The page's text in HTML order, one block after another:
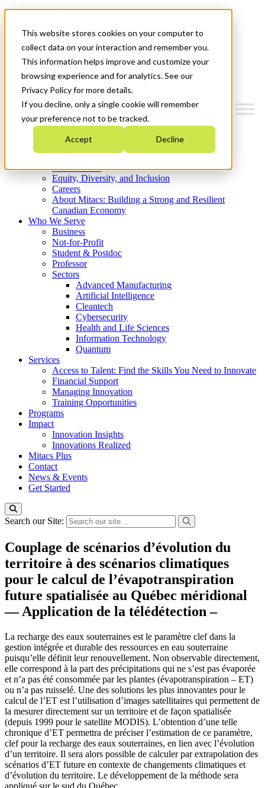
This website stores cookies on your computer to
collect data on your interaction and remember you.
This information helps improve and customize your
browsing experience and for analytics. See our
Privacy Policy for more details.
If you decline, only a single cookie will remember
your preference not to be tracked.
Accept Decline
News & Events
Get Started
Menu
Who We Are
Strategic Plan 2026-2030
What We Do
Equity, Diversity, and Inclusion
Careers
About Mitacs: Building a Strong and Resilient
Canadian Economy
Who We Serve
Business
Not-for-Profit
Student & Postdoc
Professor
Sectors
Advanced Manufacturing
Artificial Intelligence
Cleantech
Cybersecurity
Health and Life Sciences
Information Technology
Quantum
Services
Access to Talent: Find the Skills You Need to Innovate
Financial Support
Managing Innovation
Training Opportunities
Programs
Impact
Innovation Insights
Innovations Realized
Mitacs Plus
Contact
News & Events
Get Started
Search our Site:
Couplage de scénarios d’évolution du
territoire à des scénarios climatiques
pour le calcul de l’évapotranspiration
future spatialisée au Québec méridional
— Application de la télédétection –
La recharge des eaux souterraines est le paramètre clef dans la
gestion intégrée et durable des ressources en eau souterraine
puisqu’elle définit leur renouvellement. Non observable directement,
elle correspond à la part des précipitations qui ne s’est pas évaporée
et n’a pas été consommée par les plantes (évapotranspiration – ET)
ou n’a pas ruisselé. Une des solutions les plus innovantes pour le
calcul de l’ET est l’utilisation d’images satellitaires qui permettent de
la mesurer directement sur un territoire et de façon spatialisée
(depuis 1999 pour le satellite MODIS). L’obtention d’une telle
chronique d’ET permettra de préciser l’estimation de ce paramètre,
clef pour la recharge des eaux souterraines, en lien avec l’évolution
d’un territoire. Il sera alors possible de calculer par extrapolation des
scénarios d’ET future en contexte de changements climatiques et
d’évolution du territoire. Le développement de la méthode sera
appliqué sur le sud du Québec.